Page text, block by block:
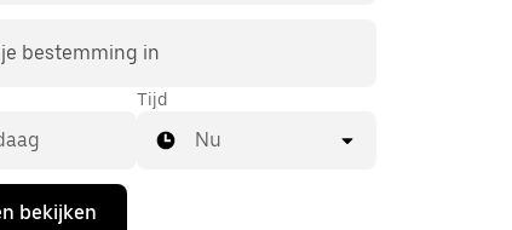
bestemming in
Tijd
Nu
bekijken